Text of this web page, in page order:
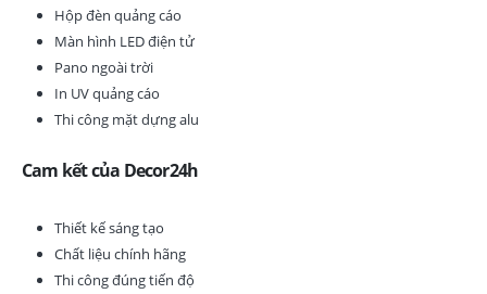
Hộp đèn quảng cáo
Màn hình LED điện tử
Pano ngoài trời
In UV quảng cáo
Thi công mặt dựng alu
Cam kết của Decor24h
Thiết kế sáng tạo
Chất liệu chính hãng
Thi công đúng tiến độ